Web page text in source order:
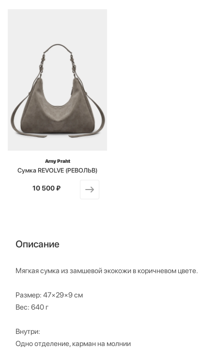
Arny Praht
Сумка REVOLVE (РЕВОЛЬВ)
от
10 500 ₽
Описание
Мягкая сумка из замшевой экокожи в коричневом цвете.
Размер: 47×29×9 см
Вес: 640 г
Внутри:
Одно отделение, карман на молнии